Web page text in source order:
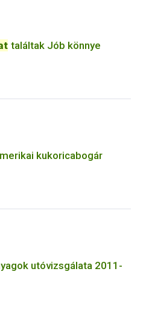
találtak Jób könnye
kukoricabogár
utóvizsgálata 2011-